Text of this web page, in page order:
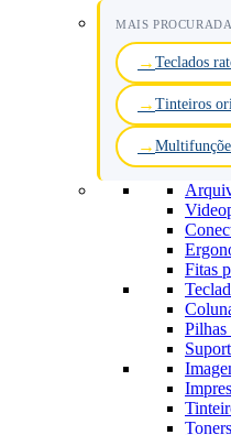
MAIS
Teclados
Tinteiros
Fitas
Pilhas